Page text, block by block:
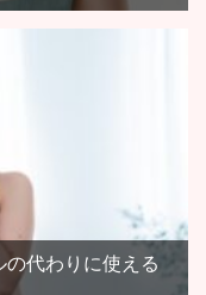
代わりに使える